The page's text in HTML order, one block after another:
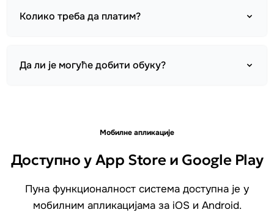
Колико треба да платим?
Да ли је могуће добити обуку?
Мобилне апликације
Доступно у App Store и Google Play
Пуна функционалност система доступна је у
мобилним апликацијама за iOS и Android.